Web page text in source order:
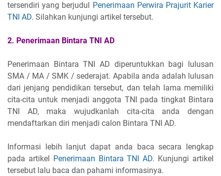
tersendiri yang berjudul
Penerimaan Perwira Prajurit Karier
TNI AD. Silahkan kunjungi artikel tersebut.
2. Penerimaan Bintara TNI AD
Penerimaan Bintara TNI AD diperuntukkan bagi lulusan
SMA / MA / SMK / sederajat. Apabila anda adalah lulusan
dari jenjang pendidikan tersebut, dan telah lama memiliki
cita-cita untuk menjadi anggota TNI pada tingkat Bintara
TNI AD, maka wujudkanlah cita-cita anda dengan
mendaftarkan diri menjadi calon Bintara TNI AD.
Informasi lebih lanjut dapat anda baca secara lengkap
pada artikel
Penerimaan Bintara TNI AD. Kunjungi artikel
tersebut lalu baca dan pahami informasinya.